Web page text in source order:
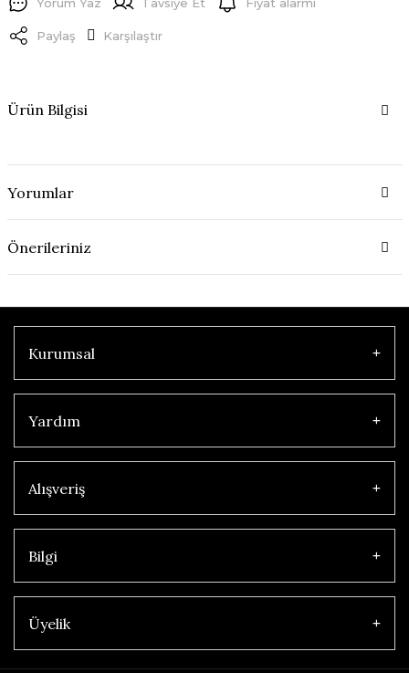
Paylaş Karşılaştır
Ürün Bilgisi
Yorumlar
Önerileriniz
Kurumsal
Yardım
Alışveriş
Bilgi
Üyelik